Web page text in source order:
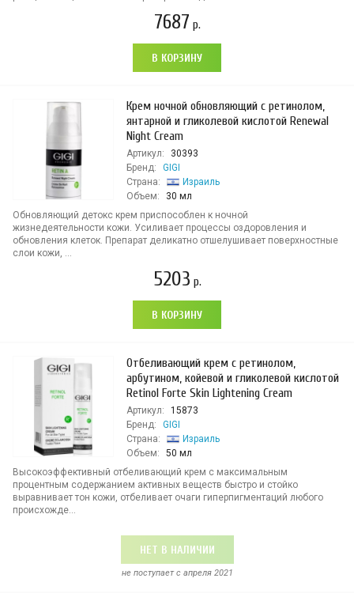
7687 р.
В КОРЗИНУ
Крем ночной обновляющий с ретинолом,
янтарной и гликолевой кислотой Renewal
Night Cream
Артикул:
30393
Бренд:
GIGI
Страна:
Израиль
Объем:
30 мл
Обновляющий детокс крем приспособлен к ночной
жизнедеятельности кожи. Усиливает процессы оздоровления и
обновления клеток. Препарат деликатно отшелушивает поверхностные
слои кожи, ...
5203 р.
В КОРЗИНУ
Отбеливающий крем с ретинолом,
арбутином, койевой и гликолевой кислотой
Retinol Forte Skin Lightening Cream
Артикул:
15873
Бренд:
GIGI
Страна:
Израиль
Объем:
50 мл
Высокоэффективный отбеливающий крем с максимальным
процентным содержанием активных веществ быстро и стойко
выравнивает тон кожи, отбеливает очаги гиперпигментаций любого
происхожде...
НЕТ В НАЛИЧИИ
не поступает c апреля 2021